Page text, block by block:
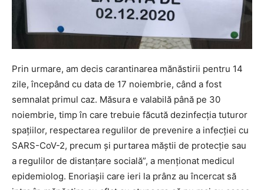
Prin urmare, am decis carantinarea mănăstirii pentru 14
zile, începând cu data de 17 noiembrie, când a fost
semnalat primul caz. Măsura e valabilă până pe 30
noiembrie, timp în care trebuie făcută dezinfecția tuturor
spațiilor, respectarea regulilor de prevenire a infecției cu
SARS-CoV-2, precum și purtarea măștii de protecție sau
a regulilor de distanțare socială”, a menționat medicul
epidemiolog. Enoriașii care ieri la prânz au încercat să